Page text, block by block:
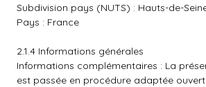
Subdivision pays (NUTS) : Hauts-de-
Pays : France
2.1.4 Informations générales
Informations complémentaires : La
est passée en procédure adaptée